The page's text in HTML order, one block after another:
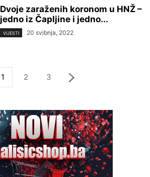
Dvoje zaraženih koronom u HNŽ –
jedno iz Čapljine i jedno...
VIJESTI 20 svibnja, 2022
1 2 3